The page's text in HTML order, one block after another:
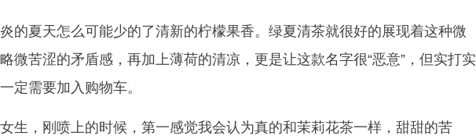
的夏天怎么可能少的了清新的柠檬果香。绿夏清茶就很好的展现着这种微
微苦涩的矛盾感，再加上薄荷的清凉，更是让这款名字很“恶意”，但实打实
定需要加入购物车。
生，刚喷上的时候，第一感觉我会认为真的和茉莉花茶一样，甜甜的苦